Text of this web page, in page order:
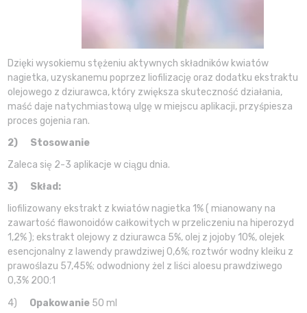
Dzięki wysokiemu stężeniu aktywnych składników kwiatów
nagietka, uzyskanemu poprzez liofilizację oraz dodatku ekstraktu
olejowego z dziurawca, który zwiększa skuteczność działania,
maść daje natychmiastową ulgę w miejscu aplikacji, przyśpiesza
proces gojenia ran.
2) Stosowanie
Zaleca się 2-3 aplikacje w ciągu dnia.
3) Skład:
liofilizowany ekstrakt z kwiatów nagietka 1% ( mianowany na
zawartość flawonoidów całkowitych w przeliczeniu na hiperozyd
1,2% ); ekstrakt olejowy z dziurawca 5%, olej z jojoby 10%, olejek
esencjonalny z lawendy prawdziwej 0,6%; roztwór wodny kleiku z
prawoślazu 57,45%; odwodniony żel z liści aloesu prawdziwego
0,3% 200:1
4) Opakowanie50 ml